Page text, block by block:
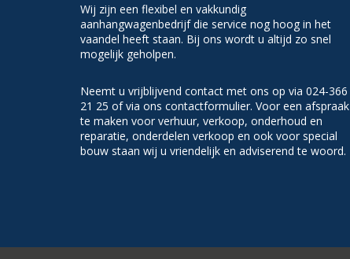
Wij zijn een flexibel en vakkundig
aanhangwagenbedrijf die service nog hoog in het
vaandel heeft staan. Bij ons wordt u altijd zo snel
mogelijk geholpen.
Neemt u vrijblijvend contact met ons op via 024-366
21 25 of via ons contactformulier. Voor een afspraak
te maken voor verhuur, verkoop, onderhoud en
reparatie, onderdelen verkoop en ook voor special
bouw staan wij u vriendelijk en adviserend te woord.